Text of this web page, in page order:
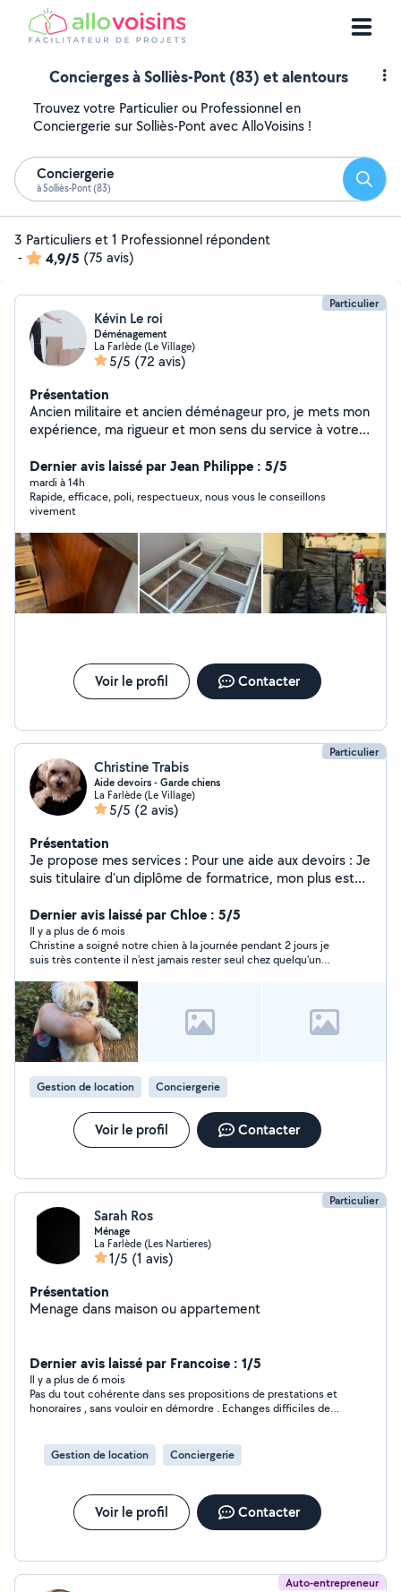
Concierges à Solliès-Pont (83) et alentours
Trouvez votre Particulier ou Professionnel en
Conciergerie sur Solliès-Pont avec AlloVoisins !
Conciergerie
à Solliès-Pont (83)
3 Particuliers et 1 Professionnel répondent
-
4,9/5 (75 avis)
Particulier
Kévin Le roi
Déménagement
La Farlède (Le Village)
5/5 (72 avis)
Présentation
Ancien militaire et ancien déménageur pro, je mets mon
expérience, ma rigueur et mon sens du service à votre
manutentions. Sérieux, efficace et à l'écoute, je vous
aide à vivre ce moment en toute sérénité. Travail soigné
Relation de confiance Ponctualité et efficacité
Dernier avis laissé par Jean Philippe : 5/5
mardi à 14h
Rapide, efficace, poli, respectueux, nous vous le conseillons
vivement
Voir le profil Contacter
Particulier
Christine Trabis
Aide devoirs - Garde chiens
La Farlède (Le Village)
5/5 (2 avis)
Présentation
Je propose mes services : Pour une aide aux devoirs : Je
suis titulaire d'un diplôme de formatrice, mon plus est
résoudre de façon logique les exercices demandés, à
acquérir un socle de connaissance durable, et surtout
d'avoir confiance en lui et reprendre le goût du travail,
avec enthousiasme pour réussir ses études. Pour
prendre soin de votre chien : Je vis dans une maison
avec un jardin sécurisé parfait pour offrir à votre loulou
un environnement sûr et agréable. Je garantis une garde
sérieuse et attentionnée et des ballades quotidiennes
pour assurer son bien-être et sa détente. Pour de la
conciergerie : Accueil du voyageur, remise des clefs
entrée et sortie, état des lieux Je peux assurer aussi : L'
assistance pour tâches administratives Des traductions
Catalan et Espagnol Cours spécifiques Catalan
Espagnol, Comptabilité, médico-social Repassage
Dernier avis laissé par Chloe : 5/5
Il y a plus de 6 mois
Christine a soigné notre chien à la journée pendant 2 jours je
suis très contente il n'est jamais rester seul chez quelqu'un
beaucoup on reviendra avec grand plaisir 😊
Gestion de location Conciergerie
Voir le profil Contacter
Particulier
Sarah Ros
Ménage
La Farlède (Les Nartieres)
1/5 (1 avis)
Présentation
Menage dans maison ou appartement
Dernier avis laissé par Francoise : 1/5
Il y a plus de 6 mois
Pas du tout cohérente dans ses propositions de prestations et
honoraires , sans vouloir en démordre . Echanges difficiles de
Gestion de location Conciergerie
Voir le profil Contacter
Auto-entrepreneur